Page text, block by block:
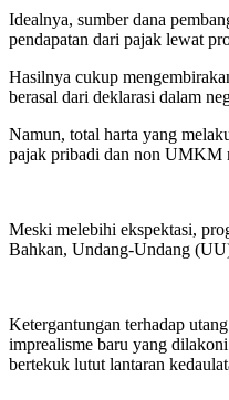
Idealnya, sumber dana
pendapatan dari pajak lewat
Hasilnya cukup
berasal dari deklarasi dalam
Namun, total harta yang
pajak pribadi dan non UMKM
Meski melebihi ekspektasi,
Bahkan, Undang-Undang
Ketergantungan terhadap
imprealisme baru yang
bertekuk lutut lantaran